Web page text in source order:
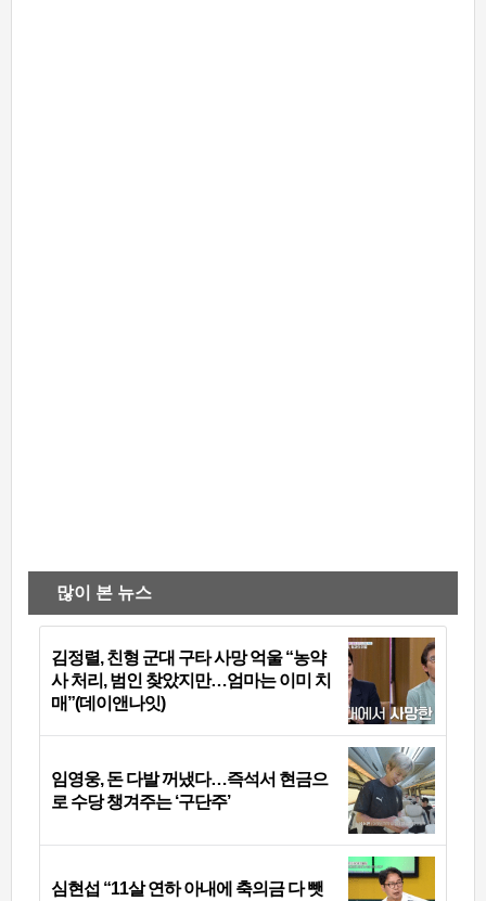
많이 본 뉴스
김정렬, 친형 군대 구타 사망 억울 “농약
사 처리, 범인 찾았지만…엄마는 이미 치
매”(데이앤나잇)
임영웅, 돈 다발 꺼냈다…즉석서 현금으
로 수당 챙겨주는 ‘구단주’
심현섭 “11살 연하 아내에 축의금 다 뺏